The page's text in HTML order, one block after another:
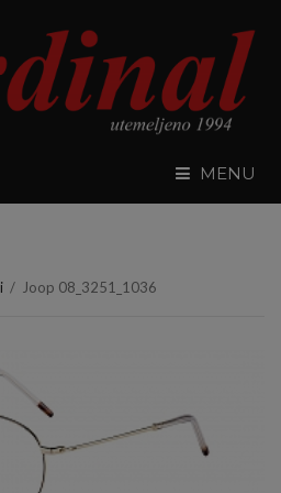
MENU
/ Joop 08_3251_1036